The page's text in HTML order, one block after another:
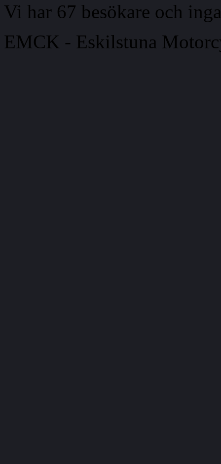
Vi har 67 besökare och
EMCK - Eskilstuna